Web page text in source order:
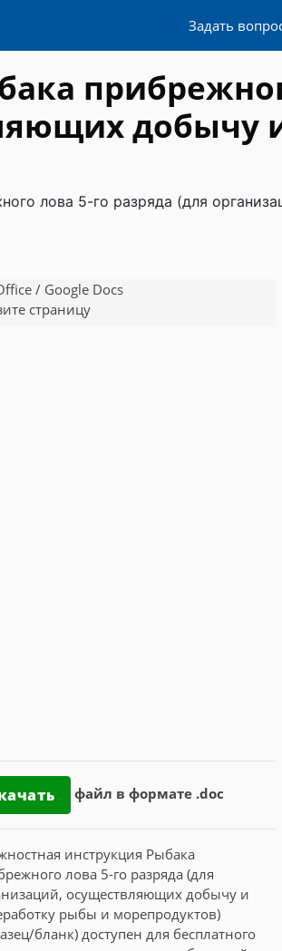
Задать
добычу
лова 5-го разряда (для
/ Google Docs
страницу
файл в формате .doc
инструкция Рыбака
лова 5-го разряда (для
осуществляющих добычу и
рыбы и морепродуктов)
бланк) доступен для бесплатного